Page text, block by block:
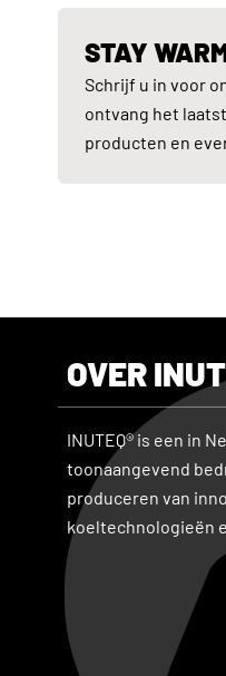
STAY
Schrijf u in voor
ontvang het
producten en
OVER
INUTEQ® is een in
toonaangevend
produceren van
koeltechnologieën